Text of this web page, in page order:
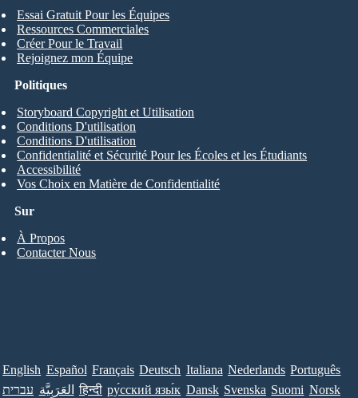
Essai Gratuit Pour les Équipes
Ressources Commerciales
Créer Pour le Travail
Rejoignez mon Équipe
Sur
À Propos
Contacter Nous
Politiques
Storyboard Copyright et Utilisation
Conditions D'utilisation
Conditions D'utilisation
Confidentialité et Sécurité Pour les Écoles et les Étudiants
Accessibilité
Vos Choix en Matière de Confidentialité
English Español Français Deutsch Italiana Nederlands Português
עברית العَرَبِيَّة हिन्दी ру́сский язы́к Dansk Svenska Suomi Norsk